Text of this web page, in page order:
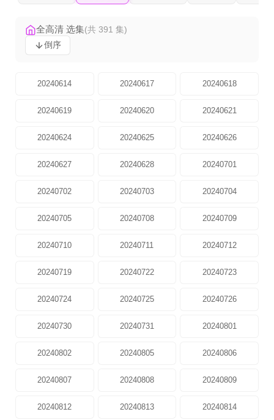
全高清 选集(共 391 集)
倒序
20240614 20240617 20240618
20240619 20240620 20240621
20240624 20240625 20240626
20240627 20240628 20240701
20240702 20240703 20240704
20240705 20240708 20240709
20240710 20240711 20240712
20240719 20240722 20240723
20240724 20240725 20240726
20240730 20240731 20240801
20240802 20240805 20240806
20240807 20240808 20240809
20240812 20240813 20240814